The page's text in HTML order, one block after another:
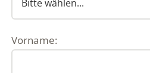
Vorname: